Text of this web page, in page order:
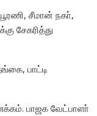
சீமான் நகா்,
சேகரித்து
பாட்டி
பாஜக வேட்பாளா்